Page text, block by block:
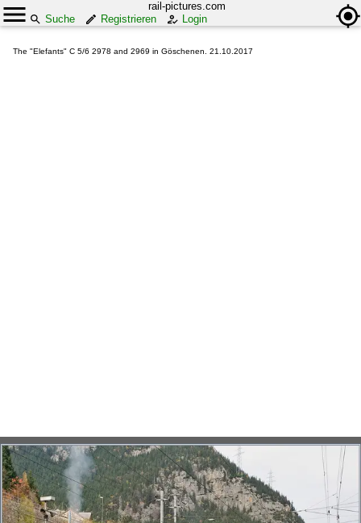
rail-pictures.com
Suche
Registrieren Login
The "Elefants" C 5/6 2978 and 2969 in Göschenen. 21.10.2017